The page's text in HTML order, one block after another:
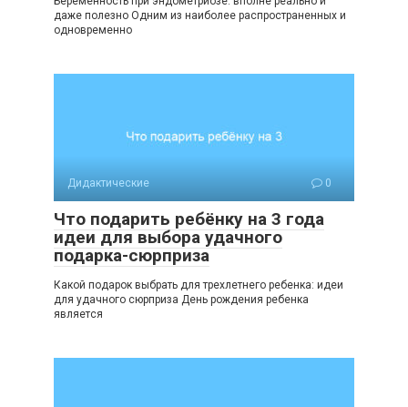
даже полезно Одним из наиболее распространенных и
одновременно
Дидактические 0
Что подарить ребёнку на 3 года
идеи для выбора удачного
подарка-сюрприза
Какой подарок выбрать для трехлетнего ребенка: идеи
для удачного сюрприза День рождения ребенка
является